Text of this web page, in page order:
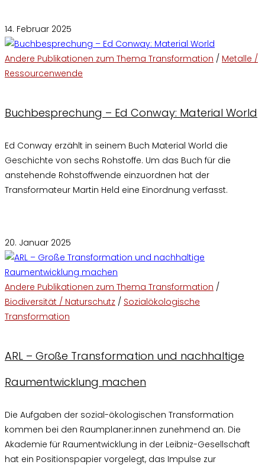
14. Februar 2025
Andere Publikationen zum Thema Transformation / Metalle /
Ressourcenwende
Buchbesprechung – Ed Conway: Material World
Ed Conway erzählt in seinem Buch Material World die
Geschichte von sechs Rohstoffe. Um das Buch für die
anstehende Rohstoffwende einzuordnen hat der
Transformateur Martin Held eine Einordnung verfasst.
20. Januar 2025
Andere Publikationen zum Thema Transformation /
Biodiversität / Naturschutz / Sozialökologische
Transformation
ARL – Große Transformation und nachhaltige
Raumentwicklung machen
Die Aufgaben der sozial-ökologischen Transformation
kommen bei den Raumplaner:innen zunehmend an. Die
Akademie für Raumentwicklung in der Leibniz-Gesellschaft
hat ein Positionspapier vorgelegt, das Impulse zur